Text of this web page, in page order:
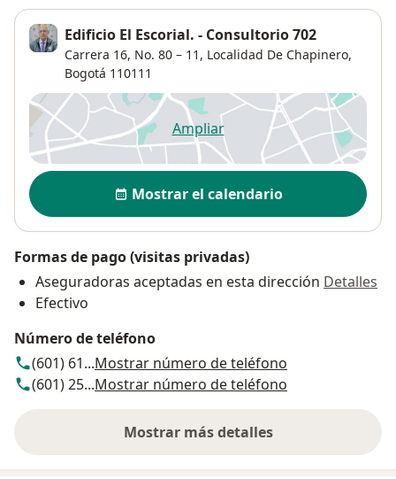
Edificio El Escorial. - Consultorio 702
Carrera 16, No. 80 – 11, Localidad De Chapinero,
Bogotá 110111
Ampliarse abre en una nueva
Disponibilidad
Mostrar el calendario
Formas de pago (visitas privadas)
Aseguradoras aceptadas en esta dirección Detalles
Efectivo
Número de teléfono
(601) 61...Mostrar número de teléfono
(601) 25...Mostrar número de teléfono
Mostrar más detalles
sobre la dirección